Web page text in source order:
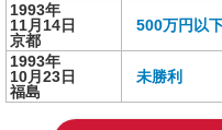
1993年
11月14日
京都
500万円以
1993年
10月23日
福島
未勝利